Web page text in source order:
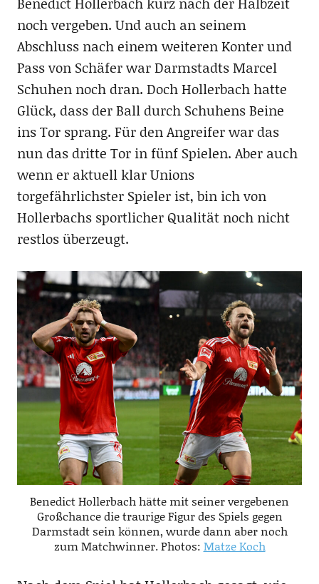
noch vergeben. Und auch an seinem
Abschluss nach einem weiteren Konter und
Pass von Schäfer war Darmstadts Marcel
Schuhen noch dran. Doch Hollerbach hatte
Glück, dass der Ball durch Schuhens Beine
ins Tor sprang. Für den Angreifer war das
nun das dritte Tor in fünf Spielen. Aber auch
wenn er aktuell klar Unions
torgefährlichster Spieler ist, bin ich von
Hollerbachs sportlicher Qualität noch nicht
restlos überzeugt.
Benedict Hollerbach hätte mit seiner vergebenen
Großchance die traurige Figur des Spiels gegen
Darmstadt sein können, wurde dann aber noch
zum Matchwinner. Photos: Matze Koch